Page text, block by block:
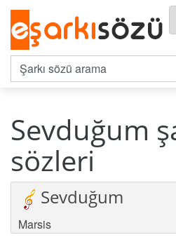
Sevduğum
sözleri
Sevduğum
Marsis